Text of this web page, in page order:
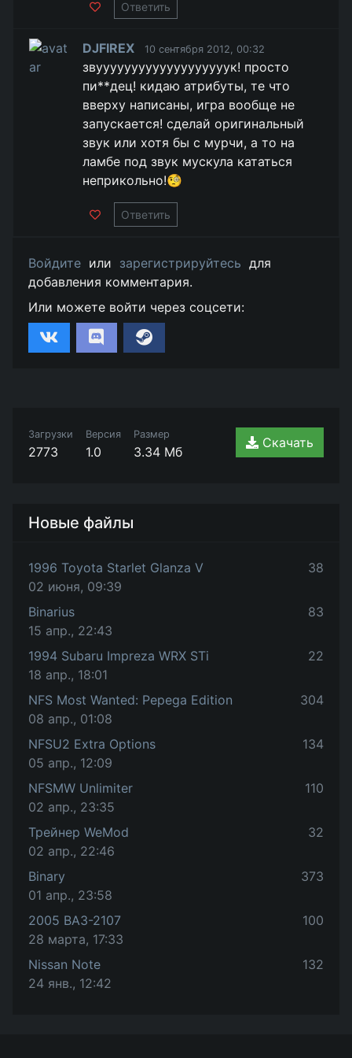
Ответить
DJFIREX 10 сентября 2012, 00:32
звууууууууууууууууууук! просто
пи**дец! кидаю атрибуты, те что
вверху написаны, игра вообще не
запускается! сделай оригинальный
звук или хотя бы с мурчи, а то на
ламбе под звук мускула кататься
неприкольно!🧐
Ответить
Войдите или зарегистрируйтесь для
добавления комментария.
Или можете войти через соцсети:
Загрузки
2773
Версия
1.0
Размер
3.34 Мб
Скачать
Новые файлы
1996 Toyota Starlet Glanza V
02 июня, 09:39
38
Binarius
15 апр., 22:43
83
1994 Subaru Impreza WRX STi
18 апр., 18:01
22
NFS Most Wanted: Pepega Edition
08 апр., 01:08
304
NFSU2 Extra Options
05 апр., 12:09
134
NFSMW Unlimiter
02 апр., 23:35
110
Трейнер WeMod
02 апр., 22:46
32
Binary
01 апр., 23:58
373
2005 ВАЗ-2107
28 марта, 17:33
100
Nissan Note
24 янв., 12:42
132